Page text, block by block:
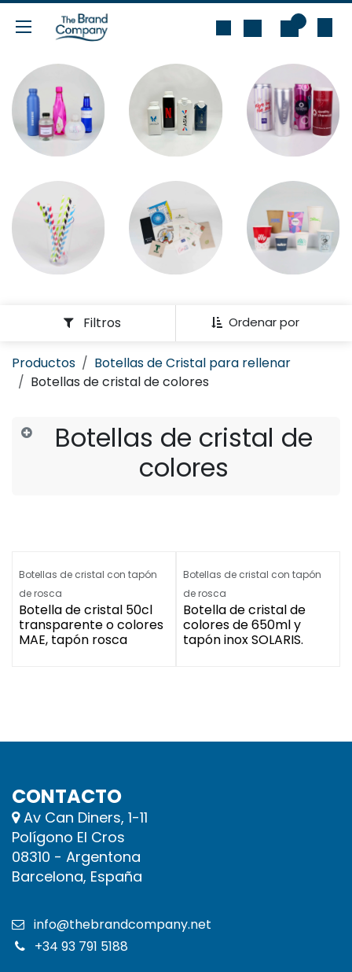
Ir al contenido
Ordenar por
Filtros
Productos
Botellas de Cristal para rellenar
Botellas de cristal de colores
Botellas de cristal de
colores
Botellas de cristal con tapón
de rosca
Botella de cristal 50cl
transparente o colores
MAE, tapón rosca
Botellas de cristal con tapón
de rosca
Botella de cristal de
colores de 650ml y
tapón inox SOLARIS.
CONTACTO
Av Can Diners, 1-11
Polígono El Cros
08310 - Argentona
Barcelona, España
info@thebrandcompany.net
+34 93 791 5188